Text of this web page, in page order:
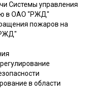
Системы управления
в ОАО "РЖД"
пожаров на
в области